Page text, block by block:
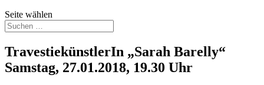
Seite wählen
TravestiekünstlerIn „Sarah Barelly“
Samstag, 27.01.2018, 19.30 Uhr